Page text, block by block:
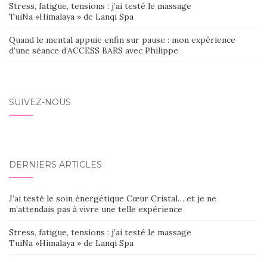
Stress, fatigue, tensions : j’ai testé le massage
TuiNa »Himalaya » de Lanqi Spa
Quand le mental appuie enfin sur pause : mon expérience
d’une séance d’ACCESS BARS avec Philippe
SUIVEZ-NOUS
DERNIERS ARTICLES
J’ai testé le soin énergétique Cœur Cristal… et je ne
m’attendais pas à vivre une telle expérience
Stress, fatigue, tensions : j’ai testé le massage
TuiNa »Himalaya » de Lanqi Spa